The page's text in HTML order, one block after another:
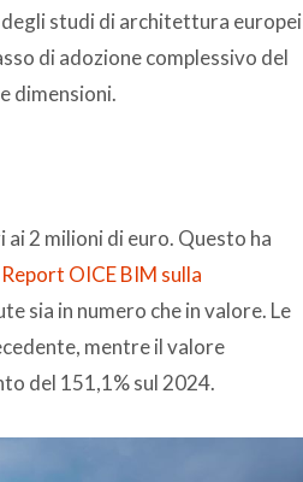
studi di architettura europei
di adozione complessivo del
dimensioni.
ai 2 milioni di euro. Questo ha
Report OICE BIM sulla
sia in numero che in valore. Le
mentre il valore
del 151,1% sul 2024.